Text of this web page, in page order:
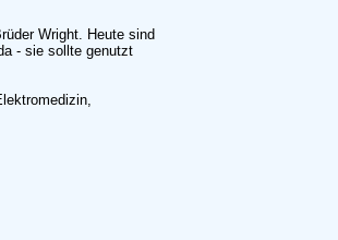
Wright. Heute sind
- sie sollte genutzt